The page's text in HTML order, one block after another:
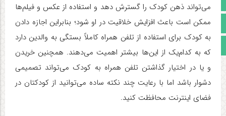
اینستاگرام
مجوز سایت
می‌تواند ذهن کودک را گسترش دهد و استفاده از عکس و فیلم‌ها
ممکن است باعث افزایش خلاقیت در او شود؛ بنابراین اجازه دادن
به کودک برای استفاده از تلفن همراه کاملاً بستگی به والدین دارد
که به کدام‌یک از این‌ها بیشتر اهمیت می‌دهند. همچنین خریدن
و یا در اختیار گذاشتن تلفن همراه به کودک می‌تواند تصمیمی
دشوار باشد اما با رعایت چند نکته ساده می‌توانید از کودکتان در
فضای اینترنت محافظت کنید.